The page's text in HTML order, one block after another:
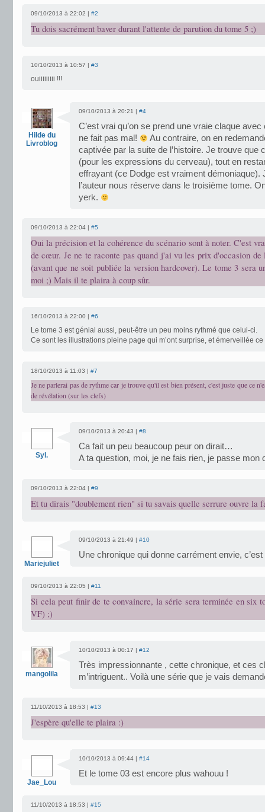
09/10/2013 à 22:02 | #2
Tu dois sacrément baver durant l'attente de parution du tome 5 ;)
10/10/2013 à 10:57 | #3
ouiiiiiiiii !!!
Hilde du
Livroblog
09/10/2013 à 20:21 | #4
C’est vrai qu’on se prend une vraie claque
ne fait pas mal!
Au contraire, on en
captivée par la suite de l’histoire. Je trouve que
(pour les expressions du cerveau), tout en
effrayant (ce Dodge est vraiment démoniaque).
l’auteur nous réserve dans le troisième tome.
yerk.
09/10/2013 à 22:04 | #5
Oui la précision et la cohérence du scénario sont à noter. C'est
de cœur. Je ne te raconte pas quand j'ai vu les prix d'occasion de
(avant que ne soit publiée la version hardcover). Le tome 3 sera
moi ;) Mais il te plaira à coup sûr.
16/10/2013 à 22:00 | #6
Le tome 3 est génial aussi, peut-être un peu moins rythmé que celui-ci.
Ce sont les illustrations pleine page qui m’ont surprise, et émerveillée
18/10/2013 à 11:03 | #7
Je ne parlerai pas de rythme car je trouve qu'il est bien présent, c'est juste que ce
de révélation (sur les clefs)
Syl.
09/10/2013 à 20:43 | #8
Ca fait un peu beaucoup peur on dirait…
A ta question, moi, je ne fais rien, je passe mon
09/10/2013 à 22:04 | #9
Et tu dirais "doublement rien" si tu savais quelle serrure ouvre la
Mariejuliet
09/10/2013 à 21:49 | #10
Une chronique qui donne carrément envie,
09/10/2013 à 22:05 | #11
Si cela peut finir de te convaincre, la série sera terminée en six
VF) ;)
mangolila
10/10/2013 à 00:17 | #12
Très impressionnante , cette chronique, et ces
m’intriguent.. Voilà une série que je vais
11/10/2013 à 18:53 | #13
J'espère qu'elle te plaira :)
Jae_Lou
10/10/2013 à 09:44 | #14
Et le tome 03 est encore plus wahouu !
11/10/2013 à 18:53 | #15